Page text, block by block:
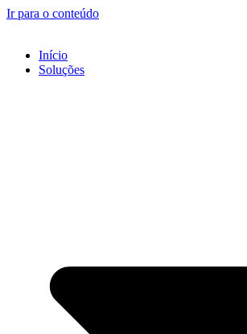
Ir para o conteúdo
Início
Soluções